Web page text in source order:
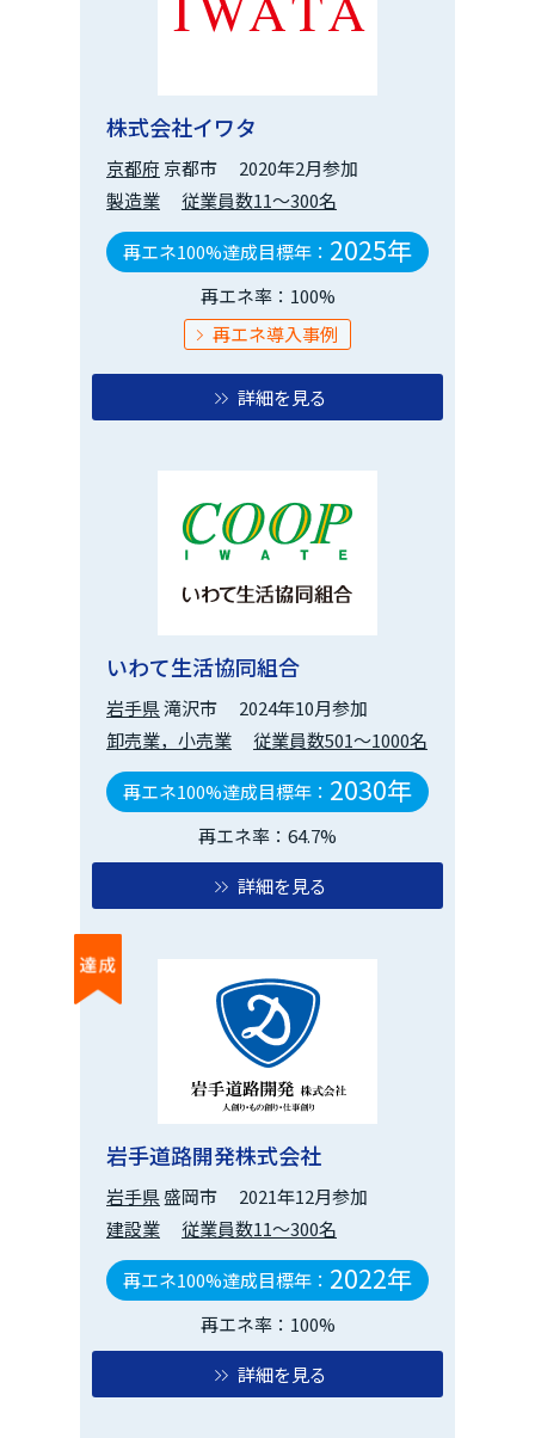
株式会社イワタ
京都府 京都市
2020年2月参加
製造業
従業員数11～300名
再エネ100%達成目標年： 2025年
再エネ率：100%
再エネ導入事例
詳細を見る
いわて生活協同組合
岩手県滝沢市
2024年10月参加
卸売業，小売業
従業員数501～1000名
再エネ100%達成目標年： 2030年
再エネ率：64.7%
詳細を見る
岩手道路開発株式会社
岩手県盛岡市
2021年12月参加
建設業
従業員数11～300名
再エネ100%達成目標年： 2022年
再エネ率：100%
詳細を見る